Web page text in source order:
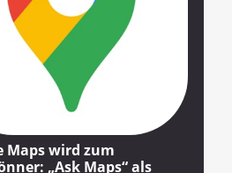
Maps wird zum
„Ask Maps“ als